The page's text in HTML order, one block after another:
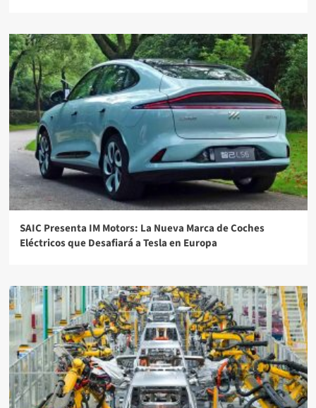
SAIC Presenta IM Motors: La Nueva Marca de Coches
Eléctricos que Desafiará a Tesla en Europa